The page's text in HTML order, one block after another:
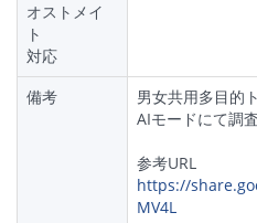
オストメイ
ト
対応
備考
男女共用多目的
AIモードにて調査
参考URL
https://
MV4L